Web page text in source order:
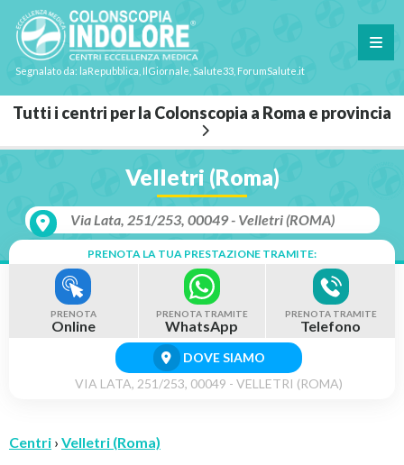
Segnalato da: laRepubblica, IlGiornale, Salute33, ForumSalute.it
Tutti i centri per la Colonscopia a Roma e provincia
Velletri (Roma)
Via Lata, 251/253, 00049 - Velletri (ROMA)
PRENOTA LA TUA PRESTAZIONE TRAMITE:
PRENOTA
Online
PRENOTA TRAMITE
WhatsApp
PRENOTA TRAMITE
Telefono
DOVE SIAMO
VIA LATA, 251/253, 00049 - VELLETRI (ROMA)
Centri › Velletri (Roma)